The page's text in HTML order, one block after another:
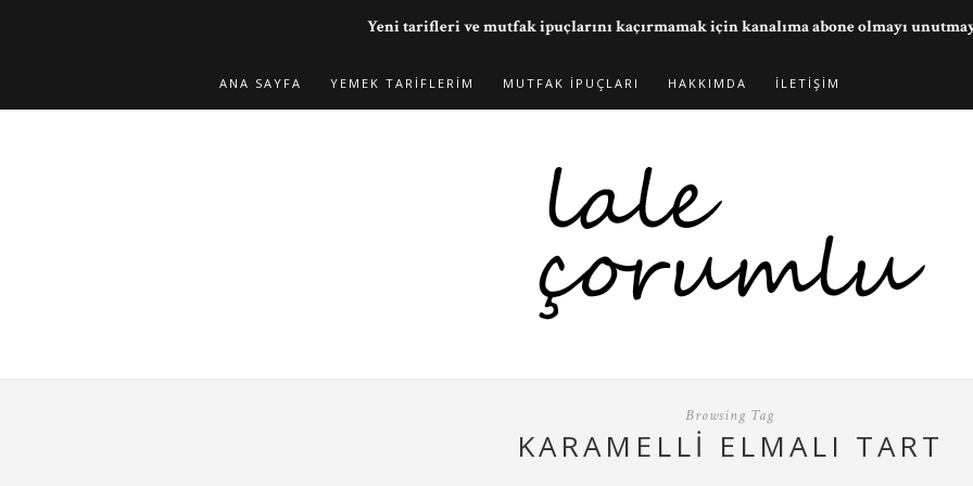
ANA SAYFA YEMEK TARIFLERIM MUTFAK İPUÇLARI HAKKIMDA İLETIŞIM
Browsing Tag
KARAMELLI ELMALI TART
Yeni tarifleri ve mutfak ipuçlarını kaçırmamak için kanalıma abone olmayı